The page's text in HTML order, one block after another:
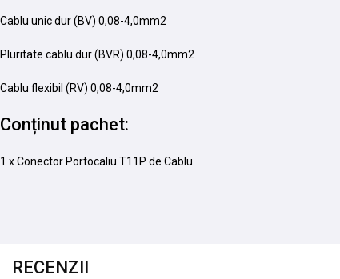
Cablu unic dur (BV) 0,08-4,0mm2
Pluritate cablu dur (BVR) 0,08-4,0mm2
Cablu flexibil (RV) 0,08-4,0mm2
Conținut pachet:
1 x Conector Portocaliu T11P de Cablu
RECENZII